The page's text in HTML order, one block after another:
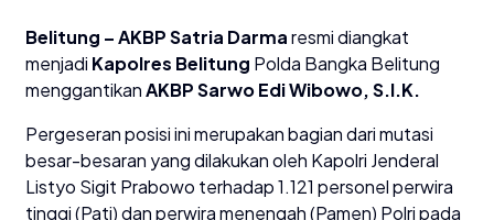
Belitung – AKBP Satria Darmaresmi diangkat
menjadi Kapolres Belitung Polda Bangka Belitung
menggantikanAKBP Sarwo Edi Wibowo, S.I.K.
​Pergeseran posisi ini merupakan bagian dari mutasi
besar-besaran yang dilakukan oleh Kapolri Jenderal
Listyo Sigit Prabowo terhadap 1.121 personel perwira
tinggi (Pati) dan perwira menengah (Pamen) Polri pada